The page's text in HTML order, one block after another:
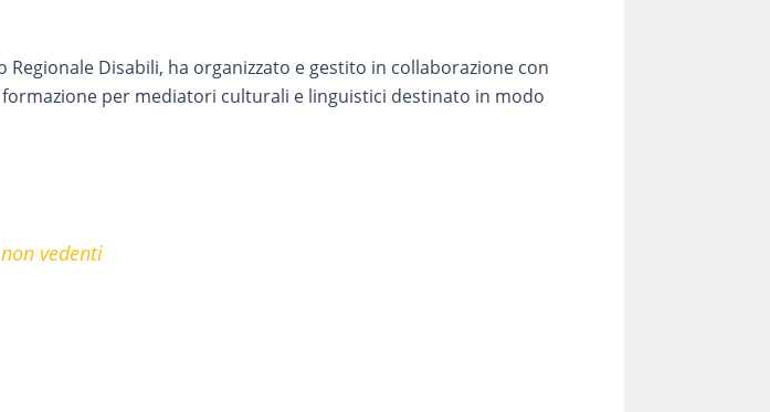
Disabili, ha organizzato e gestito in collaborazione con
formazione per mediatori culturali e linguistici destinato in modo
vedenti